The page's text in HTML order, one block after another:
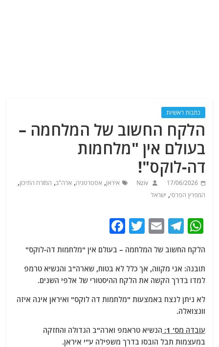
כתבות ראשיות
הלקח החשוב של המלחמה –
בעולם אין "מלחמות
דה-לוקס"!
17/06/2026
Nziv איראן, אסטרטגיה, ארה"ב, המזרח התיכון,
המפרץ הפרסי, ישראל
W
at
s
A
p
p
T
el
e
g
ra
m
E
m
ai
l
T
itt
er
a
c
e
b
o
k
הלקח החשוב של המלחמה – בעולם אין "מלחמות דה-לוקס"
תובנה: אני מקווה, אך כלל לא בטוח, שארה"ב והנשיא טרמפ
למדו בדרך הקשה את הלקח ההיסטורי של אלפי השנים.
לא ניתן לנצח באמצעות "מלחמות דה לוקס" ואיראן אינה איזה
וונצואלה.
עובדה מס' 1:
הנשיא טראמפ וארה"ב הגדולה והחזקה
במעצמות תבל הובסו בדרך משפילה ע"י איראן.